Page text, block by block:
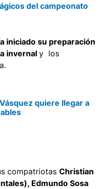
del campeonato
iniciado su preparación
invernal y los
quiere llegar a
compatriotas Christian
Edmundo Sosa